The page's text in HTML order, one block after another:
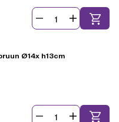
Ø14x h13cm